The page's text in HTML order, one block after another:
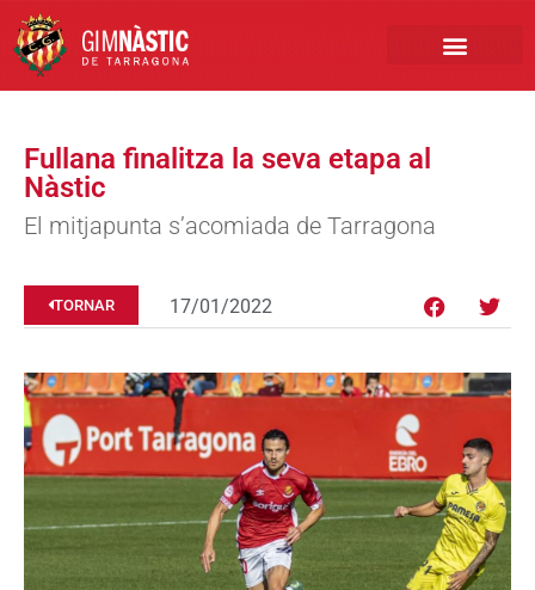
Fullana finalitza la seva etapa al
Nàstic
El mitjapunta s’acomiada de Tarragona
TORNAR 17/01/2022